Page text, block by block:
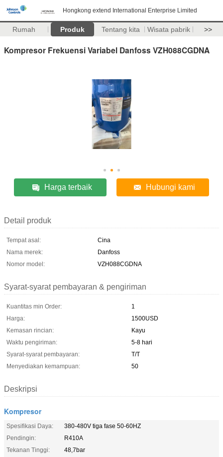
Hongkong extend International Enterprise Limited
Rumah Produk Tentang kita Wisata pabrik >>
Kompresor Frekuensi Variabel Danfoss VZH088CGDNA
Harga terbaik Hubungi kami
Detail produk
Tempat asal:
Cina
Nama merek:
Danfoss
Nomor model:
VZH088CGDNA
Syarat-syarat pembayaran & pengiriman
Kuantitas min Order:
1
Harga:
1500USD
Kemasan rincian:
Kayu
Waktu pengiriman:
5-8 hari
Syarat-syarat pembayaran:
T/T
Menyediakan kemampuan:
50
Deskripsi
Kompresor
Spesifikasi Daya:
380-480V tiga fase 50-60HZ
Pendingin:
R410A
Tekanan Tinggi:
48,7bar